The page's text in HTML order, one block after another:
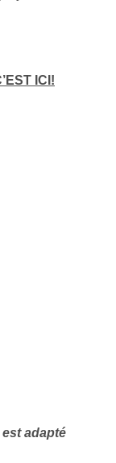
ICI!
adapté